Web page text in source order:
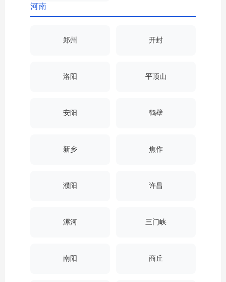
河南
郑州 开封
洛阳 平顶山
安阳 鹤壁
新乡 焦作
濮阳 许昌
漯河 三门峡
南阳 商丘